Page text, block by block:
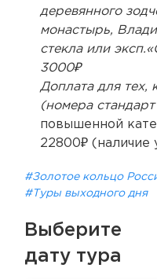
деревянного
монастырь,
стекла или
3000₽
Доплата для тех,
(номера
повышенной
22800₽ (наличие
#Золотое кольцо
#Туры выходного дня
Выберите
дату тура